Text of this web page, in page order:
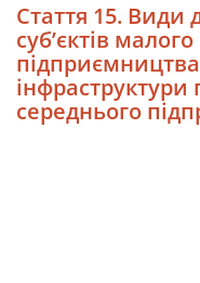
Стаття 15. Види
суб’єктів
підприємництва
інфраструктури
середнього